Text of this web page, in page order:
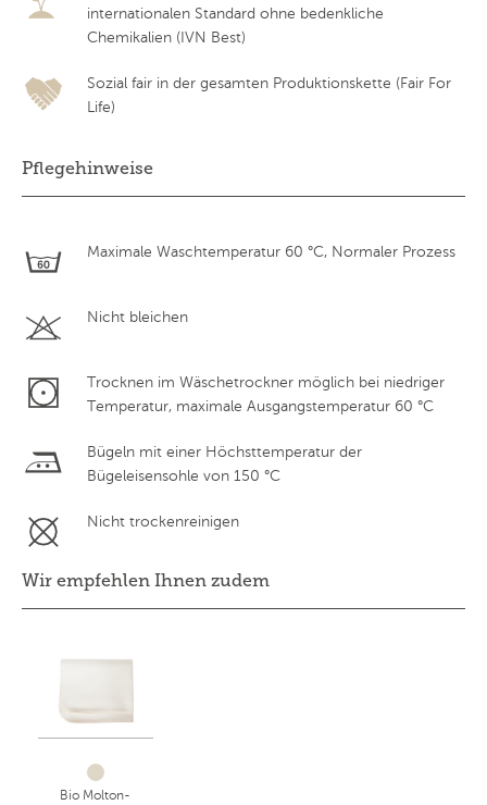
internationalen Standard ohne bedenkliche
Chemikalien (IVN Best)
Sozial fair in der gesamten Produktionskette (Fair For
Life)
Pflegehinweise
Maximale Waschtemperatur 60 °C, Normaler Prozess
Nicht bleichen
Trocknen im Wäschetrockner möglich bei niedriger
Temperatur, maximale Ausgangstemperatur 60 °C
Bügeln mit einer Höchsttemperatur der
Bügeleisensohle von 150 °C
Nicht trockenreinigen
Wir empfehlen Ihnen zudem
Bio Molton-